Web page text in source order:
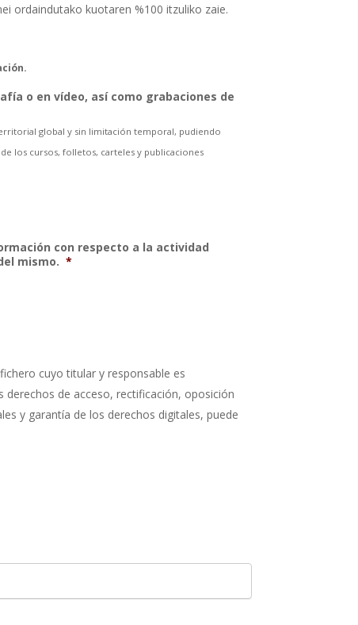
ordaindutako kuotaren %100 itzuliko zaie.
o en vídeo, así como grabaciones de
territorial global y sin limitación temporal, pudiendo
los cursos, folletos, carteles y publicaciones
con respecto a la actividad
mismo. *
cuyo titular y responsable es
derechos de acceso, rectificación, oposición
y garantía de los derechos digitales, puede